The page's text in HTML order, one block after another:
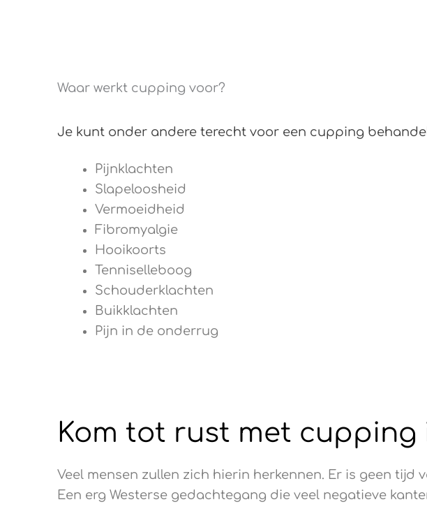
Waar werkt cupping voor?
Je kunt onder andere terecht voor een cupping
Pijnklachten
Slapeloosheid
Vermoeidheid
Fibromyalgie
Hooikoorts
Tenniselleboog
Schouderklachten
Buikklachten
Pijn in de onderrug
Kom tot rust met cupping
Veel mensen zullen zich hierin herkennen. Er is geen
Een erg Westerse gedachtegang die veel negatieve